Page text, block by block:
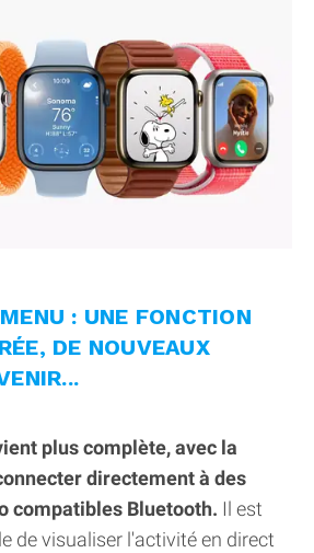
: UNE FONCTION
DE NOUVEAUX
plus complète, avec la
directement à des
compatibles Bluetooth. Il est
de visualiser l'activité en direct